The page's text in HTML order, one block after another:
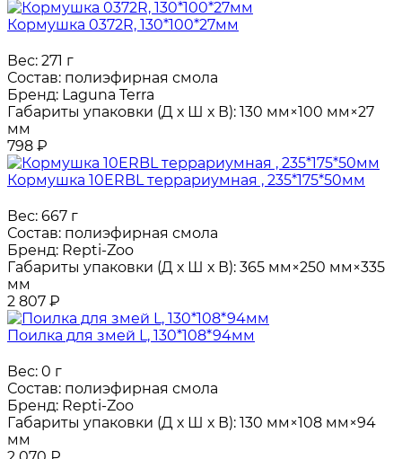
Кормушка 0372R, 130*100*27мм
Вес: 271 г
Состав: полиэфирная смола
Бренд: Laguna Terra
Габариты упаковки (Д х Ш х В): 130 мм×100 мм×27
мм
798 ₽
Кормушка 10ERBL террариумная , 235*175*50мм
Вес: 667 г
Состав: полиэфирная смола
Бренд: Repti-Zoo
Габариты упаковки (Д х Ш х В): 365 мм×250 мм×335
мм
2 807 ₽
Поилка для змей L, 130*108*94мм
Вес: 0 г
Состав: полиэфирная смола
Бренд: Repti-Zoo
Габариты упаковки (Д х Ш х В): 130 мм×108 мм×94
мм